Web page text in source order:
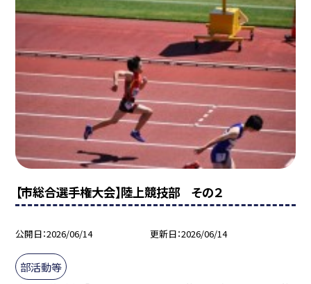
【市総合選手権大会】陸上競技部 その２
公開日 2026/06/14 更新日 2026/06/14
部活動等